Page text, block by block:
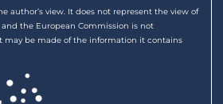
author’s view. It does not represent the view of
the European Commission is not
may be made of the information it contains